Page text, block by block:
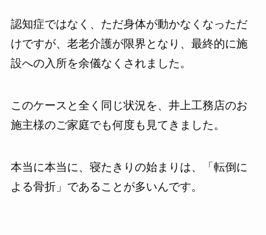
認知症ではなく、ただ身体が動かなくなっただ
けですが、老老介護が限界となり、最終的に施
設への入所を余儀なくされました。
このケースと全く同じ状況を、井上工務店のお
施主様のご家庭でも何度も見てきました。
本当に本当に、寝たきりの始まりは、「転倒に
よる骨折」であることが多いんです。